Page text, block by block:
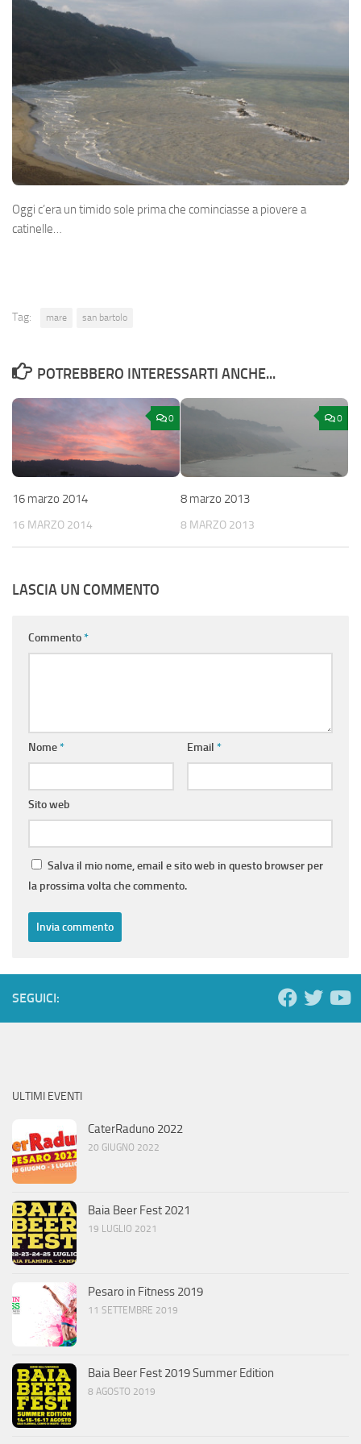
Oggi c’era un timido sole prima che cominciasse a piovere a
catinelle…
Tag: mare san bartolo
POTREBBERO INTERESSARTI ANCHE...
0
16 marzo 2014
16 MARZO 2014
0
8 marzo 2013
8 MARZO 2013
LASCIA UN COMMENTO
Commento*
Nome* Email *
Sito web
Salva il mio nome, email e sito web in questo browser per
la prossima volta che commento.
SEGUICI:
ULTIMI EVENTI
CaterRaduno 2022
20 GIUGNO 2022
Baia Beer Fest 2021
19 LUGLIO 2021
Pesaro in Fitness 2019
11 SETTEMBRE 2019
Baia Beer Fest 2019 Summer Edition
8 AGOSTO 2019